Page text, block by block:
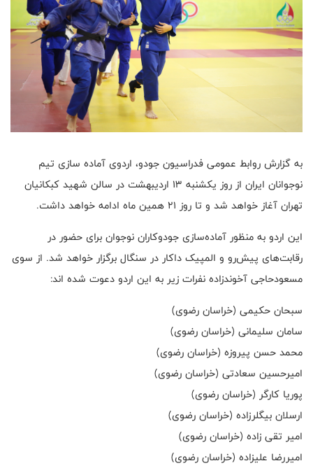
به گزارش روابط عمومی فدراسیون جودو، اردوی آماده سازی تیم
نوجوانان ایران از روز یکشنبه ۱۳ اردیبهشت در سالن شهید کبکانیان
تهران آغاز خواهد شد و تا روز ۲۱ همین ماه ادامه خواهد داشت.
این اردو به منظور آماده‌سازی جودوکاران نوجوان برای حضور در
رقابت‌های پیش‌رو و المپیک داکار در سنگال برگزار خواهد شد. از سوی
مسعودحاجی آخوندزاده نفرات زیر به این اردو دعوت شده اند:
سبحان حکیمی (خراسان رضوی)
سامان سلیمانی (خراسان رضوی)
محمد حسن پیروزه (خراسان رضوی)
امیرحسین سعادتی (خراسان رضوی)
پوریا کارگر (خراسان رضوی)
ارسلان بیگلرزاده (خراسان رضوی)
امیر تقی زاده (خراسان رضوی)
امیررضا علیزاده (خراسان رضوی)